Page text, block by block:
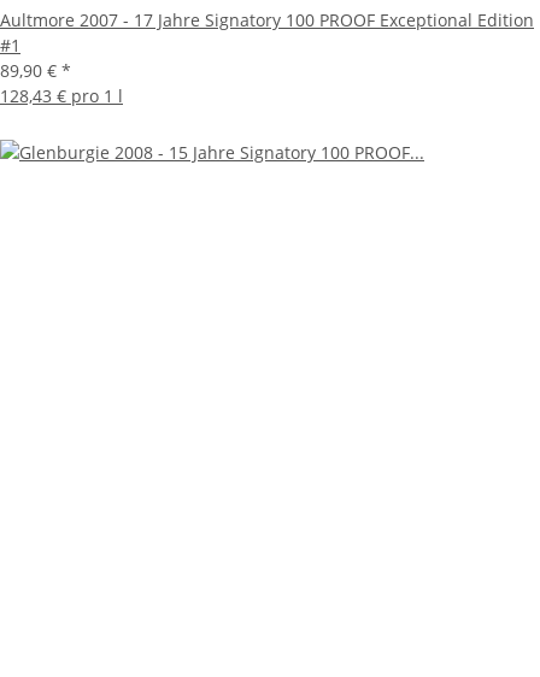
Aultmore 2007 - 17 Jahre Signatory 100 PROOF Exceptional Edition
#1
89,90 € *
128,43 € pro 1 l